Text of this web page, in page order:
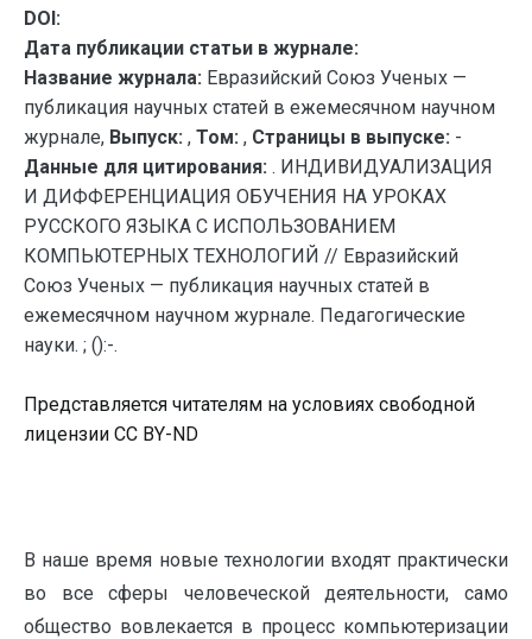
DOI:
Дата публикации статьи в журнале:
Название журнала: Евразийский Союз Ученых —
публикация научных статей в ежемесячном научном
журнале, Выпуск: , Том: , Страницы в выпуске: -
Данные для цитирования: . ИНДИВИДУАЛИЗАЦИЯ
И ДИФФЕРЕНЦИАЦИЯ ОБУЧЕНИЯ НА УРОКАХ
РУССКОГО ЯЗЫКА С ИСПОЛЬЗОВАНИЕМ
КОМПЬЮТЕРНЫХ ТЕХНОЛОГИЙ // Евразийский
Союз Ученых — публикация научных статей в
ежемесячном научном журнале. Педагогические
науки. ; ():-.
Представляется читателям на условиях свободной
лицензии CC BY-ND
В наше время новые технологии входят практически
во все сферы человеческой деятельности, само
общество вовлекается в процесс компьютеризации